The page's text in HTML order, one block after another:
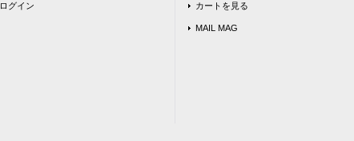
ログイン カートを見る
MAIL MAG